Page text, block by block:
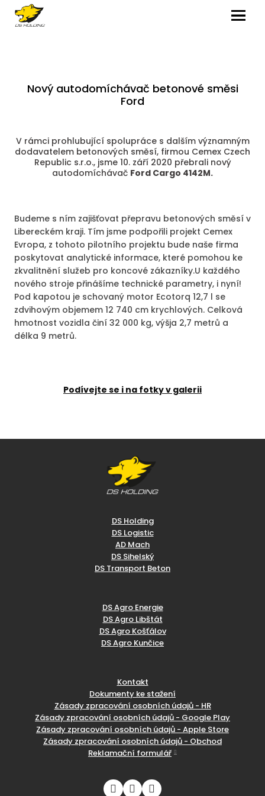
MENU
Nový autodomíchávač betonové směsi
Ford
V rámci prohlubující spolupráce s dalším významným
dodavatelem betonových směsí, firmou Cemex Czech
Republic s.r.o., jsme 10. září 2020 přebrali nový
autodomíchávač Ford Cargo 4142M.
Budeme s ním zajišťovat přepravu betonových směsí v
Libereckém kraji. Tím jsme podpořili projekt Cemex
Evropa, z tohoto pilotního projektu bude naše firma
poskytovat analytické informace, které pomohou ke
zkvalitnění služeb pro koncové zákazníky.U každého
nového stroje přinášíme technické parametry, i nyní!
Pod kapotou je schovaný motor Ecotorq 12,7 l se
zdvihovým objemem 12 740 cm krychlových. Celková
hmotnost vozidla činí 32 000 kg, výšja 2,7 metrů a
délka 9 metrů.
Podívejte se i na fotky v galerii
DS Holding
DS Logistic
AD Mach
DS Sihelský
DS Transport Beton
DS Agro Energie
DS Agro Libštát
DS Agro Košťálov
DS Agro Kunčice
Kontakt
Dokumenty ke stažení
Zásady zpracování osobních údajů - HR
Zásady zpracování osobních údajů - Google Play
Zásady zpracování osobních údajů - Apple Store
Zásady zpracování osobních údajů - Obchod
Reklamační formulář